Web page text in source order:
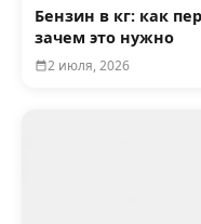
Бензин в кг: как
зачем это нужно
2 июля, 2026